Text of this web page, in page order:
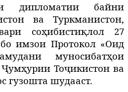
дипломатии байни
ва Туркманистон,
соҳибистиқлол 27
имзои Протокол «Оид
муносибатҳои
Тоҷикистон ва
гузошта шудааст.